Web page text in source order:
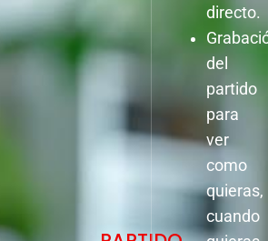
directo.
del
partido
para
ver
como
quieras,
cuando